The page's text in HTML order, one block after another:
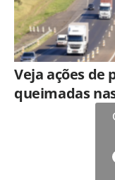
Veja ações de
queimadas